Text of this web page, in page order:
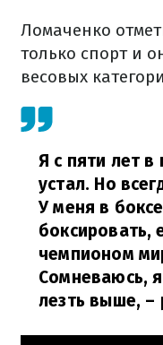
Ломаченко
только спорт и
весовых
Я с пяти лет
устал. Но
У меня в
боксировать,
чемпионом
Сомневаюсь,
лезть выше, –